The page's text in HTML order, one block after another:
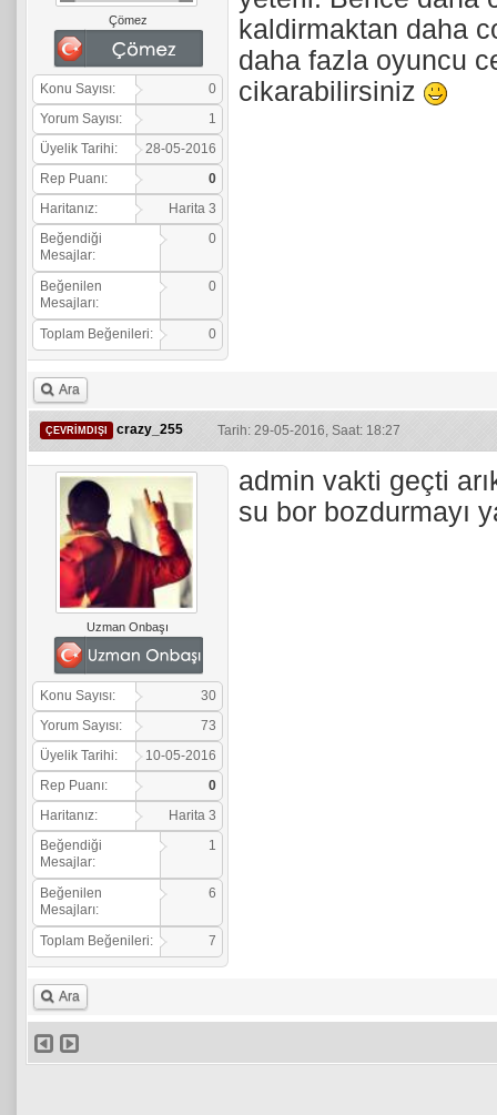
Çömez
Konu Sayısı:
0
Yorum Sayısı:
1
Üyelik Tarihi:
28-05-2016
Rep Puanı:
0
Haritanız:
Harita 3
Beğendiği
Mesajlar:
0
Beğenilen
Mesajları:
0
Toplam Beğenileri: 0
kaldirmaktan daha
daha fazla oyuncu
cikarabilirsiniz
Ara
ÇEVRIMDIŞI crazy_255 Tarih: 29-05-2016, Saat: 18:27
Uzman Onbaşı
Konu Sayısı:
30
Yorum Sayısı:
73
Üyelik Tarihi:
10-05-2016
Rep Puanı:
0
Haritanız:
Harita 3
Beğendiği
Mesajlar:
1
Beğenilen
Mesajları:
6
Toplam Beğenileri: 7
admin vakti geçti
su bor bozdurmayı
Ara